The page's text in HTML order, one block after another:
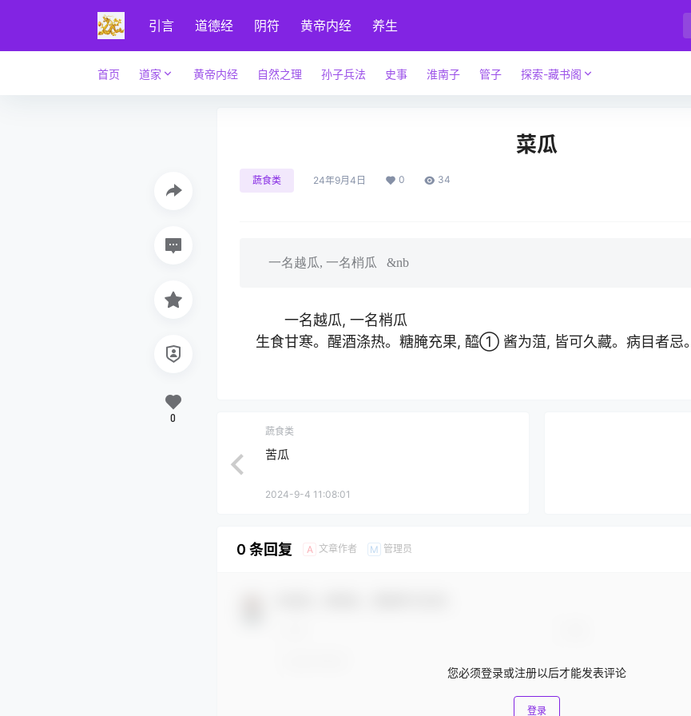
引言 道德经 阴符 黄帝内经 养生
首页 道家 黄帝内经 自然之理 孙子兵法 史事 淮南子 管子 探索-藏书阁
菜瓜
蔬食类 24年9月4日 0 34
一名越瓜, 一名梢瓜 &nb
一名越瓜, 一名梢瓜
生食甘寒。醒酒涤热。糖腌充果, 醯① 酱为菹, 皆可久藏。病目者忌。
0
蔬食类
苦瓜
2024-9-4 11:08:01
0 条回复 A 文章作者 M 管理员
您必须登录或注册以后才能发表评论
登录